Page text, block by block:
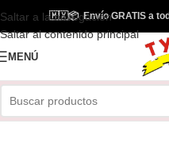
Saltar a la navegación
Saltar al contenido principal
🇲🇽📦Envío GRATIS a
MENÚ